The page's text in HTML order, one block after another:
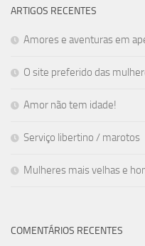
ARTIGOS RECENTES
Amores e aventuras em
O site preferido das
Amor não tem idade!
Serviço libertino / marotos
Mulheres mais velhas e
COMENTÁRIOS RECENTES